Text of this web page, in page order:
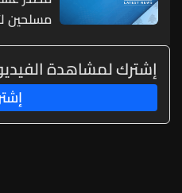
مسلحين
يونين -
شخصيّ
عمليات إشترك لمشاهدة